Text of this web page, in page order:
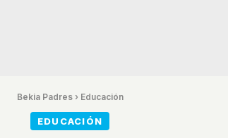
Bekia Padres› Educación
EDUCACIÓN